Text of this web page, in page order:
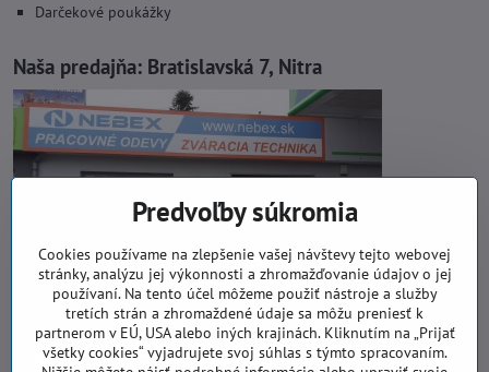
Darčekové poukážky
Naša predajňa: Bratislavská 7, Nitra
Predvoľby súkromia
Cookies používame na zlepšenie vašej návštevy tejto webovej
stránky, analýzu jej výkonnosti a zhromažďovanie údajov o jej
používaní. Na tento účel môžeme použiť nástroje a služby
tretích strán a zhromaždené údaje sa môžu preniesť k
partnerom v EÚ, USA alebo iných krajinách. Kliknutím na „Prijať
všetky cookies“ vyjadrujete svoj súhlas s týmto spracovaním.